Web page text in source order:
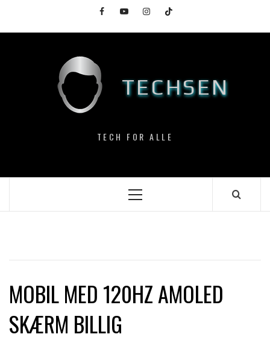
content
FacebookYouTubeInstagramTikTok
TECHSEN
TECH FOR ALLE
Primary
MOBIL MED 120HZ AMOLED
SKÆRM BILLIG